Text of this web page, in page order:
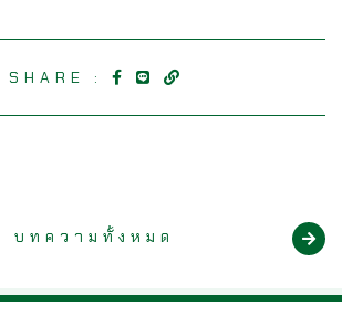
SHARE :
บทความทั้งหมด